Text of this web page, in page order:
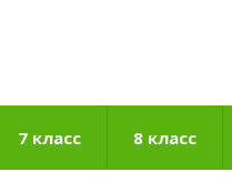
7 класс 8 класс